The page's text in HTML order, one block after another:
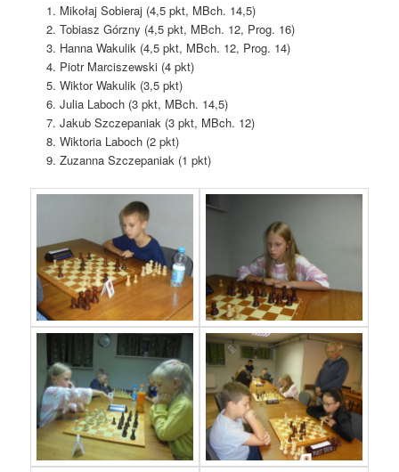
Mikołaj Sobieraj (4,5 pkt, MBch. 14,5)
Tobiasz Górzny (4,5 pkt, MBch. 12, Prog. 16)
Hanna Wakulik (4,5 pkt, MBch. 12, Prog. 14)
Piotr Marciszewski (4 pkt)
Wiktor Wakulik (3,5 pkt)
Julia Laboch (3 pkt, MBch. 14,5)
Jakub Szczepaniak (3 pkt, MBch. 12)
Wiktoria Laboch (2 pkt)
Zuzanna Szczepaniak (1 pkt)